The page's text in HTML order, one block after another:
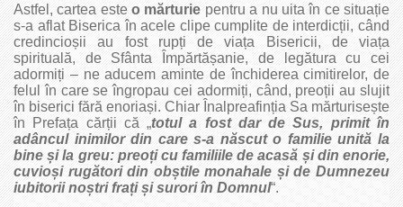
Astfel, cartea esteo mărturie pentru a nu uita în ce situație
s‑a aflat Biserica în acele clipe cumplite de interdicții, când
credincioșii au fost rupți de viața Bisericii, de viața
spirituală, de Sfânta Împărtășanie, de legătura cu cei
adormiți – ne aducem aminte de închiderea cimitirelor, de
felul în care se îngropau cei adormiți, când, preoții au slujit
în biserici fără enoriași. Chiar Înalpreafinția Sa mărturisește
în Prefața cărții că „totul a fost dar de Sus, primit în
adâncul inimilor din care s‑a născut o familie unită la
bine și la greu: preoți cu familiile de acasă și din enorie,
cuvioși rugători din obștile monahale și de Dumnezeu
iubitorii noștri frați și surori în Domnul“.